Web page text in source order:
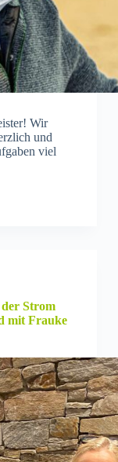
Wir
und
viel
Strom
mit Frauke